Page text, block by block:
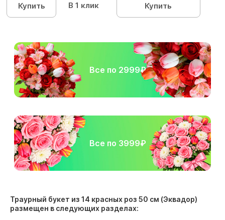
Купить В 1 клик Купить
Все по 2999₽
Все по 3999₽
Траурный букет из 14 красных роз 50 см (Эквадор)
размещен в следующих разделах: